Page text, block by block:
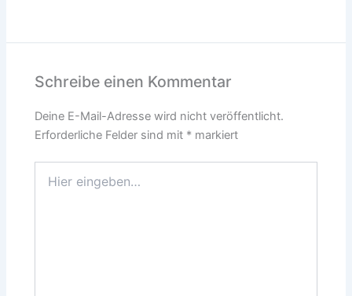
Schreibe einen Kommentar
Deine E-Mail-Adresse wird nicht veröffentlicht.
Erforderliche Felder sind mit * markiert
eingeben…